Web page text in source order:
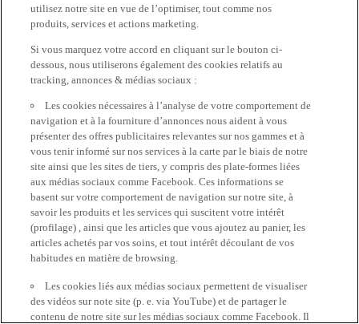
utilisez notre site en vue de l’optimiser, tout comme nos
produits, services et actions marketing.
Si vous marquez votre accord en cliquant sur le bouton ci-
dessous, nous utiliserons également des cookies relatifs au
tracking, annonces & médias sociaux :
Les cookies nécessaires à l’analyse de votre comportement de
navigation et à la fourniture d’annonces nous aident à vous
présenter des offres publicitaires relevantes sur nos gammes et à
vous tenir informé sur nos services à la carte par le biais de notre
site ainsi que les sites de tiers, y compris des plate-formes liées
aux médias sociaux comme Facebook. Ces informations se
basent sur votre comportement de navigation sur notre site, à
savoir les produits et les services qui suscitent votre intérêt
(profilage) , ainsi que les articles que vous ajoutez au panier, les
articles achetés par vos soins, et tout intérêt découlant de vos
habitudes en matière de browsing.
Les cookies liés aux médias sociaux permettent de visualiser
des vidéos sur note site (p. e. via YouTube) et de partager le
contenu de notre site sur les médias sociaux comme Facebook. Il